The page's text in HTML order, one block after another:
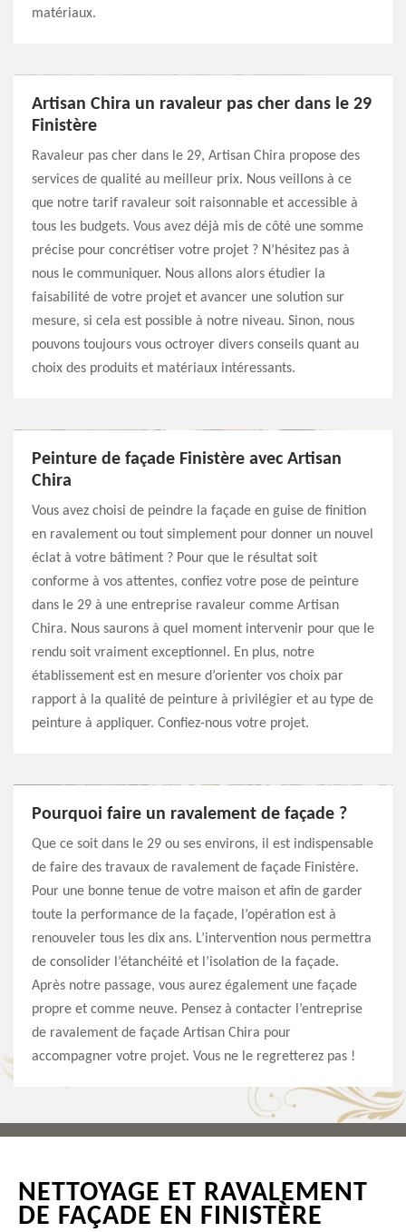
matériaux.
Artisan Chira un ravaleur pas cher dans le 29
Finistère
Ravaleur pas cher dans le 29, Artisan Chira propose des
services de qualité au meilleur prix. Nous veillons à ce
que notre tarif ravaleur soit raisonnable et accessible à
tous les budgets. Vous avez déjà mis de côté une somme
précise pour concrétiser votre projet ? N’hésitez pas à
nous le communiquer. Nous allons alors étudier la
faisabilité de votre projet et avancer une solution sur
mesure, si cela est possible à notre niveau. Sinon, nous
pouvons toujours vous octroyer divers conseils quant au
choix des produits et matériaux intéressants.
Peinture de façade Finistère avec Artisan
Chira
Vous avez choisi de peindre la façade en guise de finition
en ravalement ou tout simplement pour donner un nouvel
éclat à votre bâtiment ? Pour que le résultat soit
conforme à vos attentes, confiez votre pose de peinture
dans le 29 à une entreprise ravaleur comme Artisan
Chira. Nous saurons à quel moment intervenir pour que le
rendu soit vraiment exceptionnel. En plus, notre
établissement est en mesure d’orienter vos choix par
rapport à la qualité de peinture à privilégier et au type de
peinture à appliquer. Confiez-nous votre projet.
Pourquoi faire un ravalement de façade ?
Que ce soit dans le 29 ou ses environs, il est indispensable
de faire des travaux de ravalement de façade Finistère.
Pour une bonne tenue de votre maison et afin de garder
toute la performance de la façade, l’opération est à
renouveler tous les dix ans. L’intervention nous permettra
de consolider l’étanchéité et l’isolation de la façade.
Après notre passage, vous aurez également une façade
propre et comme neuve. Pensez à contacter l’entreprise
de ravalement de façade Artisan Chira pour
accompagner votre projet. Vous ne le regretterez pas !
NETTOYAGE ET RAVALEMENT
DE FAÇADE EN FINISTÈRE